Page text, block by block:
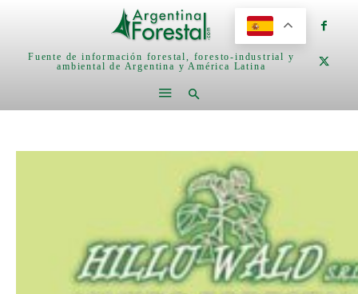
Fuente de información forestal, foresto-industrial y
ambiental de Argentina y América Latina